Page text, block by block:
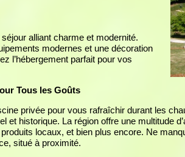
alliant charme et modernité.
modernes et une décoration
l’hébergement parfait pour vos
Tous les Goûts
privée pour vous rafraîchir durant les
et historique. La région offre une multitude
locaux, et bien plus encore. Ne
situé à proximité.